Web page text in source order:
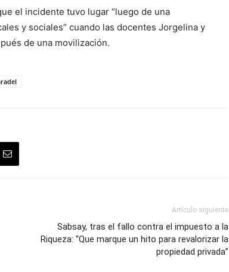
el incidente tuvo lugar “luego de una
y sociales” cuando las docentes Jorgelina y
de una movilización.
Artículo siguiente
Sabsay, tras el fallo contra el impuesto a la
Riqueza: “Que marque un hito para revalorizar la
propiedad privada”